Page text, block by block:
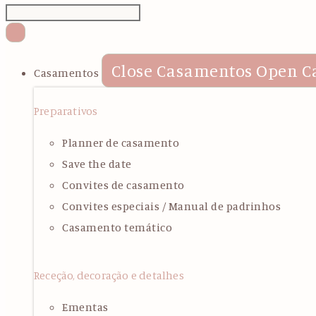
Casamentos Close Casamentos Open
Preparativos
Planner de casamento
Save the date
Convites de casamento
Convites especiais / Manual de padrinhos
Casamento temático
Receção, decoração e detalhes
Ementas